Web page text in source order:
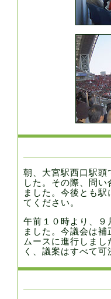
朝、大宮駅西口駅頭
した。その際、問
ました。今後とも
てください。
午前１０時より、９
ました。今議会は
ムースに進行しま
く、議案はすべて可